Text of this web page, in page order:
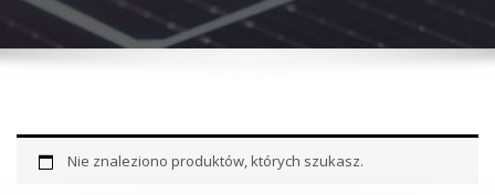
Nie znaleziono produktów, których szukasz.